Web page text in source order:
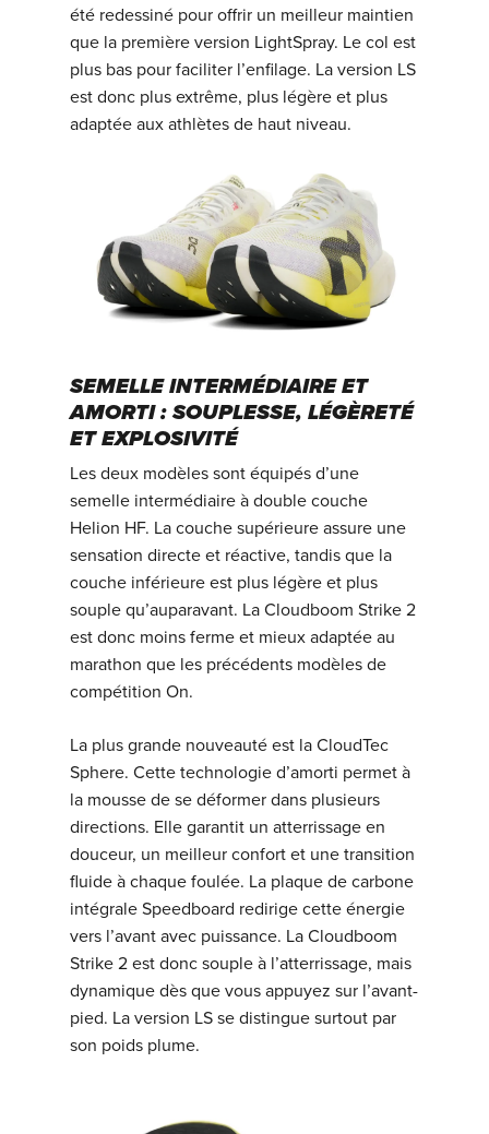
été redessiné pour offrir un meilleur maintien
que la première version LightSpray. Le col est
plus bas pour faciliter l’enfilage. La version LS
est donc plus extrême, plus légère et plus
adaptée aux athlètes de haut niveau.
SEMELLE INTERMÉDIAIRE ET
AMORTI : SOUPLESSE, LÉGÈRETÉ
ET EXPLOSIVITÉ
Les deux modèles sont équipés d’une
semelle intermédiaire à double couche
Helion HF. La couche supérieure assure une
sensation directe et réactive, tandis que la
couche inférieure est plus légère et plus
souple qu’auparavant. La Cloudboom Strike 2
est donc moins ferme et mieux adaptée au
marathon que les précédents modèles de
compétition On.
La plus grande nouveauté est la CloudTec
Sphere. Cette technologie d’amorti permet à
la mousse de se déformer dans plusieurs
directions. Elle garantit un atterrissage en
douceur, un meilleur confort et une transition
fluide à chaque foulée. La plaque de carbone
intégrale Speedboard redirige cette énergie
vers l’avant avec puissance. La Cloudboom
Strike 2 est donc souple à l’atterrissage, mais
dynamique dès que vous appuyez sur l’avant-
pied. La version LS se distingue surtout par
son poids plume.